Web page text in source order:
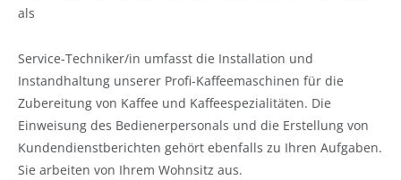
als
Service-Techniker/in umfasst die Installation und
Instandhaltung unserer Profi-Kaffeemaschinen für die
Zubereitung von Kaffee und Kaffeespezialitäten. Die
Einweisung des Bedienerpersonals und die Erstellung von
Kundendienstberichten gehört ebenfalls zu Ihren Aufgaben.
Sie arbeiten von Ihrem Wohnsitz aus.